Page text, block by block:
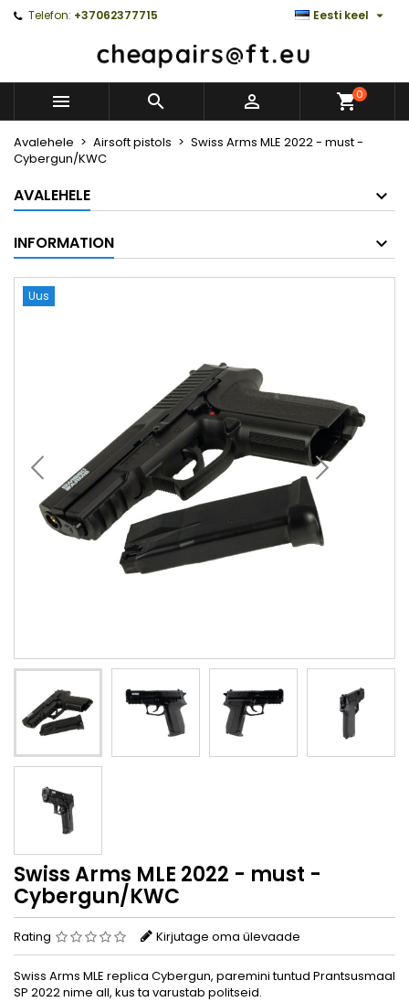
Telefon: +37062377715 Eesti keel 
   0
Avalehele Airsoft pistols
Swiss Arms MLE 2022 - must -
Cybergun/KWC
AVALEHELE
INFORMATION
Uus
Swiss Arms MLE 2022 - must -
Cybergun/KWC
Rating Kirjutage oma ülevaade
Swiss Arms MLE replica Cybergun, paremini tuntud Prantsusmaal
SP 2022 nime all, kus ta varustab politseid.